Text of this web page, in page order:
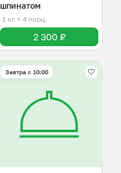
шпинатом
1 кг ≈ 4 порц.
2 300 ₽
Завтра c 10:00